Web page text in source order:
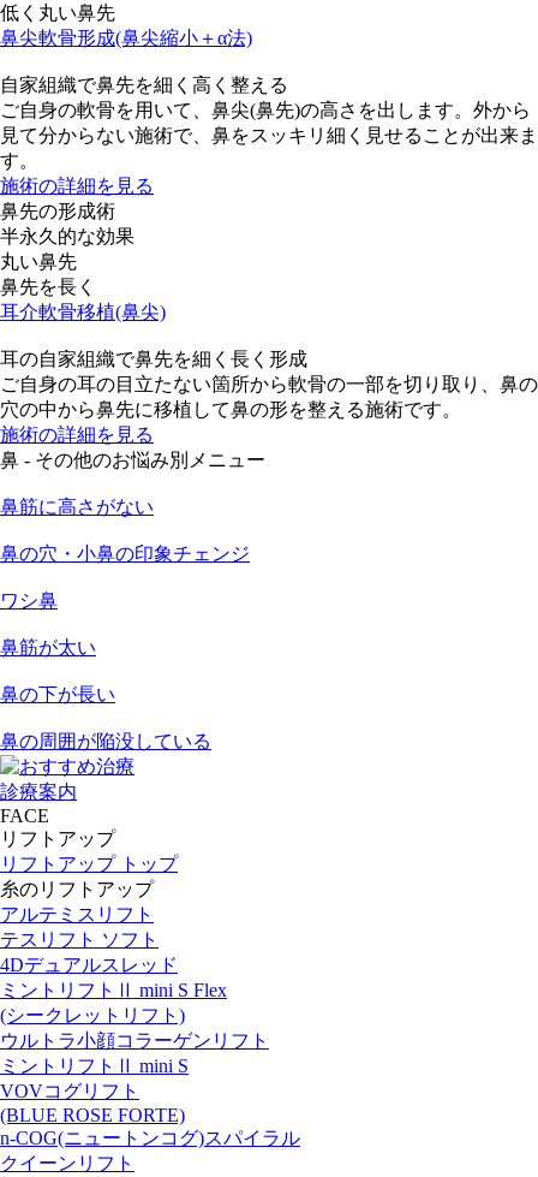
低く丸い鼻先
鼻尖軟骨形成(鼻尖縮小＋α法)
自家組織で鼻先を細く高く整える
ご自身の軟骨を用いて、鼻尖(鼻先)の高さを出します。外から
見て分からない施術で、鼻をスッキリ細く見せることが出来ま
す。
施術の詳細を見る
鼻先の形成術
半永久的な効果
丸い鼻先
鼻先を長く
耳介軟骨移植(鼻尖)
耳の自家組織で鼻先を細く長く形成
ご自身の耳の目立たない箇所から軟骨の一部を切り取り、鼻の
穴の中から鼻先に移植して鼻の形を整える施術です。
施術の詳細を見る
鼻 - その他のお悩み別メニュー
鼻筋に高さがない
鼻の穴・小鼻の印象チェンジ
ワシ鼻
鼻筋が太い
鼻の下が長い
鼻の周囲が陥没している
診療案内
FACE
リフトアップ
リフトアップ トップ
糸のリフトアップ
アルテミスリフト
テスリフト ソフト
4Dデュアルスレッド
ミントリフトⅡ mini S Flex
(シークレットリフト)
ウルトラ小顔コラーゲンリフト
ミントリフトⅡ mini S
VOVコグリフト
(BLUE ROSE FORTE)
n-COG(ニュートンコグ)スパイラル
クイーンリフト